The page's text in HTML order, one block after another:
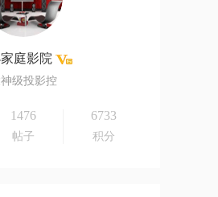
庭影院
级投影控
1476
帖子
6733
积分